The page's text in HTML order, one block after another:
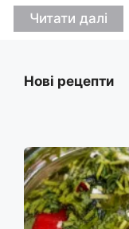
Читати далі
Нові рецепти